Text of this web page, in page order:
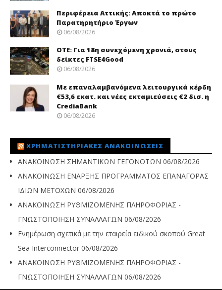
Περιφέρεια Αττικής: Αποκτά το πρώτο
Παρατηρητήριο Έργων
06/08/2026
ΟΤΕ: Για 18η συνεχόμενη χρονιά, στους
δείκτες FTSE4Good
06/08/2026
Με επαναλαμβανόμενα λειτουργικά κέρδη
€53,6 εκατ. και νέες εκταμιεύσεις €2 δισ. η
CrediaBank
06/08/2026
ΧΡΗΜΑΤΙΣΤΗΡΙΑΚΈΣ ΑΝΑΚΟΙΝΏΣΕΙΣ
ΑΝΑΚΟΙΝΩΣΗ ΣΗΜΑΝΤΙΚΩΝ ΓΕΓΟΝΟΤΩΝ 06/08/2026
ΑΝΑΚΟΙΝΩΣΗ ΕΝΑΡΞΗΣ ΠΡΟΓΡΑΜΜΑΤΟΣ ΕΠΑΝΑΓΟΡΑΣ
ΙΔΙΩΝ ΜΕΤΟΧΩΝ 06/08/2026
ΑΝΑΚΟΙΝΩΣΗ ΡΥΘΜΙΖΟΜΕΝΗΣ ΠΛΗΡΟΦΟΡΙΑΣ -
ΓΝΩΣΤΟΠΟΙΗΣΗ ΣΥΝΑΛΛΑΓΩΝ 06/08/2026
Ενημέρωση σχετικά με την εταιρεία ειδικού σκοπού Great
Sea Interconnector 06/08/2026
ΑΝΑΚΟΙΝΩΣΗ ΡΥΘΜΙΖΟΜΕΝΗΣ ΠΛΗΡΟΦΟΡΙΑΣ -
ΓΝΩΣΤΟΠΟΙΗΣΗ ΣΥΝΑΛΛΑΓΩΝ 06/08/2026